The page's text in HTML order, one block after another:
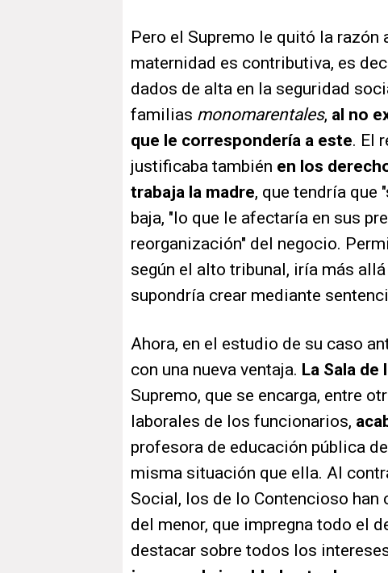
Pero el Supremo le quitó la
maternidad es contributiva, es
dados de alta en la seguridad
familias monomarentales, al no
que le correspondería a este. El
justificaba también en los
trabaja la madre, que tendría que
baja, "lo que le afectaría en sus
reorganización" del negocio.
según el alto tribunal, iría más
supondría crear mediante
Ahora, en el estudio de su caso
con una nueva ventaja. La Sala
Supremo, que se encarga, entre
laborales de los funcionarios,
profesora de educación pública
misma situación que ella. Al
Social, los de lo Contencioso
del menor, que impregna todo el
destacar sobre todos los